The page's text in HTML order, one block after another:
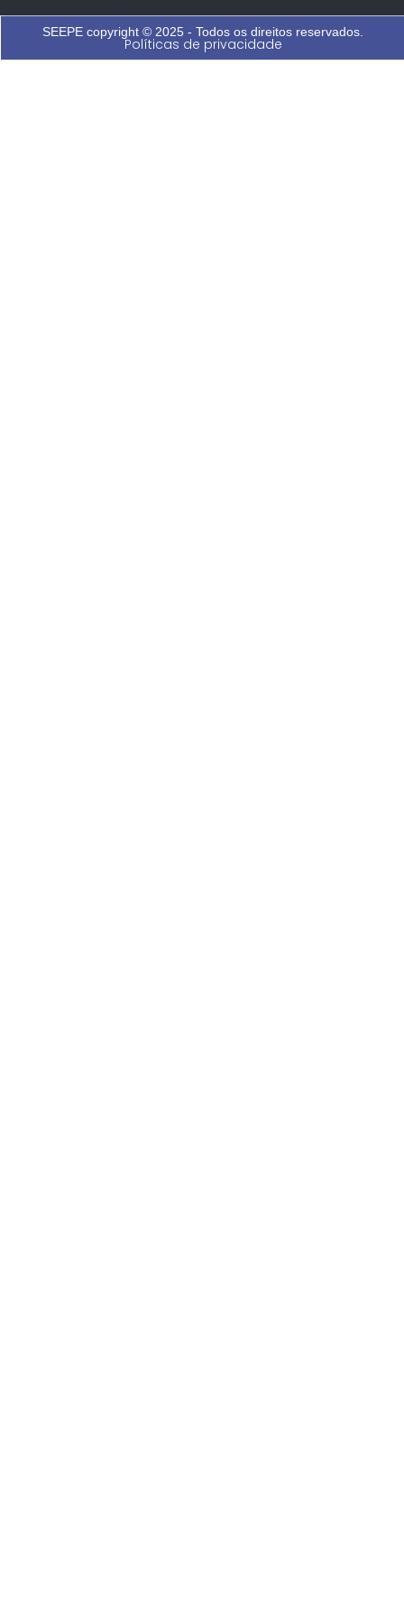
SEEPE copyright © 2025 - Todos os direitos reservados.
Políticas de privacidade